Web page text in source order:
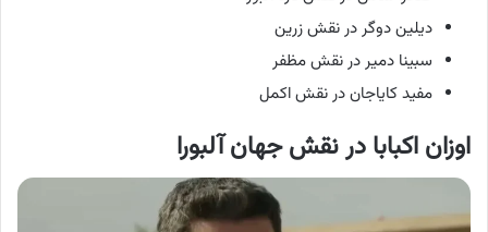
دیلین دوگر در نقش زرین
سبینا دمیر در نقش مظفر
مفید کایاجان در نقش اکمل
اوزان اکبابا در نقش جهان آلبورا